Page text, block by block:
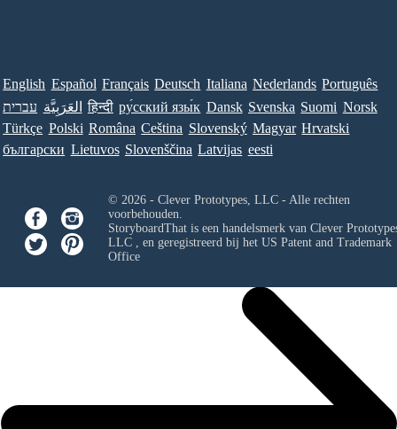
English Español Français Deutsch Italiana Nederlands Português
עברית العَرَبِيَّة हिन्दी ру́сский язы́к Dansk Svenska Suomi Norsk
Türkçe Polski Româna Ceština Slovenský Magyar Hrvatski
български Lietuvos Slovenščina Latvijas eesti
© 2026 - Clever Prototypes, LLC - Alle rechten
voorbehouden.
StoryboardThat is een handelsmerk van Clever
LLC, en geregistreerd bij het US Patent and Trademark
Office